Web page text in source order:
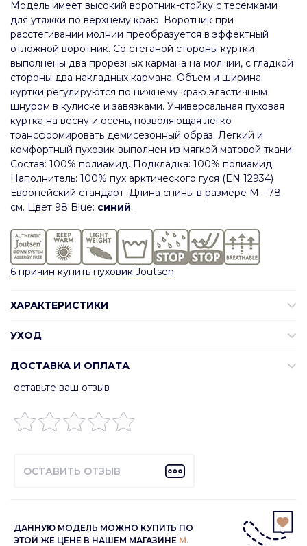
Модель имеет высокий воротник-стойку с тесемками
для утяжки по верхнему краю. Воротник при
расстегивании молнии преобразуется в эффектный
отложной воротник. Со стеганой стороны куртки
выполнены два прорезных кармана на молнии, с гладкой
стороны два накладных кармана. Объем и ширина
куртки регулируются по нижнему краю эластичным
шнуром в кулиске и завязками. Универсальная пуховая
куртка на весну и осень, позволяющая легко
трансформировать демисезонный образ. Легкий и
комфортный пуховик выполнен из мягкой матовой ткани.
Состав: 100% полиамид. Подкладка: 100% полиамид.
Наполнитель: 100% пух арктического гуся (EN 12934)
Европейский стандарт. Длина спины в размере М - 78
см. Цвет 98 Blue: синий.
6 причин купить пуховик Joutsen
ХАРАКТЕРИСТИКИ
УХОД
ДОСТАВКА И ОПЛАТА
оставьте ваш отзыв
ОСТАВИТЬ ОТЗЫВ
ДАННУЮ МОДЕЛЬ МОЖНО КУПИТЬ ПО
ЭТОЙ ЖЕ ЦЕНЕ В НАШЕМ МАГАЗИНЕ М.